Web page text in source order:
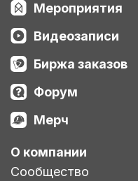
Мероприятия
Видеозаписи
Биржа заказов
Форум
Мерч
О компании
Сообщество